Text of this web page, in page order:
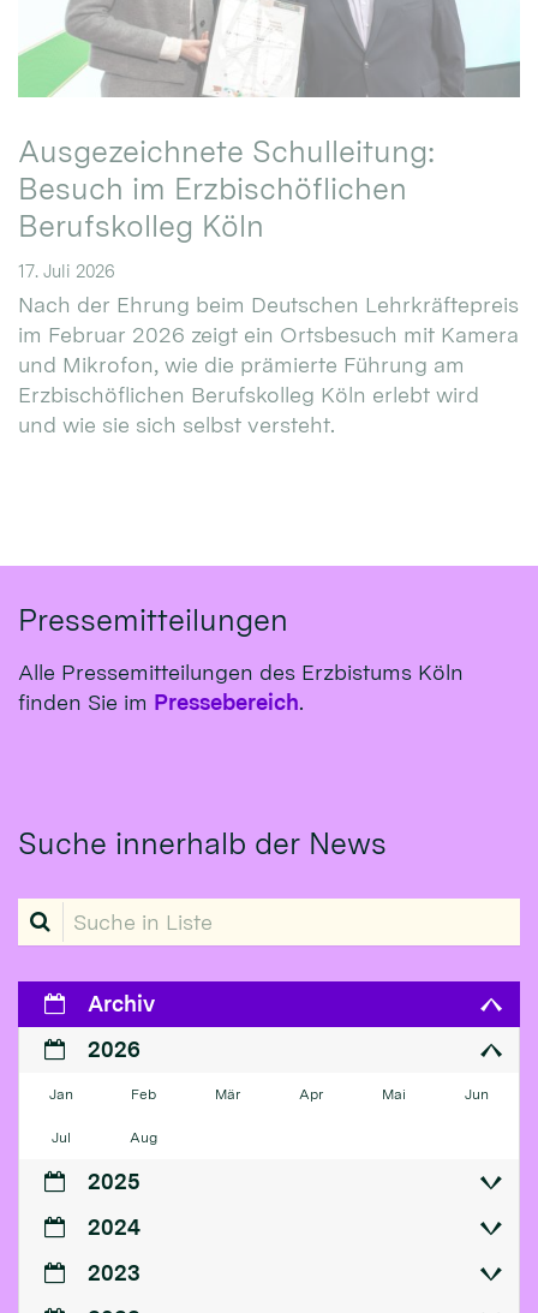
Ausgezeichnete Schulleitung:
Besuch im Erzbischöflichen
Berufskolleg Köln
17. Juli 2026
Nach der Ehrung beim Deutschen Lehrkräftepreis
im Februar 2026 zeigt ein Ortsbesuch mit Kamera
und Mikrofon, wie die prämierte Führung am
Erzbischöflichen Berufskolleg Köln erlebt wird
und wie sie sich selbst versteht.
Pressemitteilungen
Alle Pressemitteilungen des Erzbistums Köln
finden Sie im Pressebereich.
Suche innerhalb der News
Suche in Liste
Archiv
2026
Jan Feb Mär Apr Mai Jun
Jul Aug
2025
2024
2023